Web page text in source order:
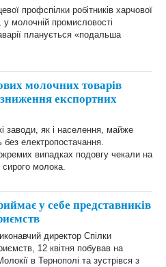
профспілки робітників харчової
у молочній промисловості
планується «подальша
молочних товарів
експортних
заводи, як і населення, майже
електропостачання.
випадках подовгу чекали на
молока.
у себе представників
директор Спілки
12 квітня побував на
в Тернополі та зустрівся з